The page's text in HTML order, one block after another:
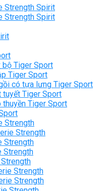
Strength Spirit
Strength Spirit
bộ Tiger Sport
Tiger Sport
có tựa lưng Tiger Sport
tuyết Tiger Sport
thuyền Tiger Sport
Strength
Strength
Strength
Strength
Strength
Strength